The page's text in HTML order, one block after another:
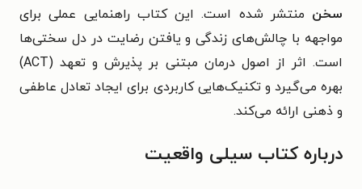
سخن منتشر شده است. این کتاب راهنمایی عملی برای
مواجهه با چالش‌های زندگی و یافتن رضایت در دل سختی‌ها
است. اثر از اصول درمان مبتنی بر پذیرش و تعهد (ACT)
بهره می‌گیرد و تکنیک‌هایی کاربردی برای ایجاد تعادل عاطفی
و ذهنی ارائه می‌کند.
درباره کتاب سیلی واقعیت